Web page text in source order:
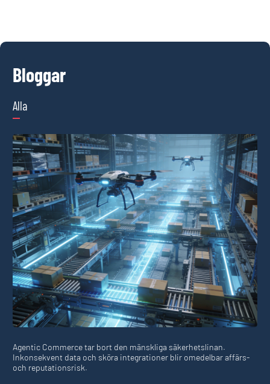
Bloggar
Alla
Agentic Commerce tar bort den mänskliga säkerhetslinan.
Inkonsekvent data och sköra integrationer blir omedelbar affärs-
och reputationsrisk.